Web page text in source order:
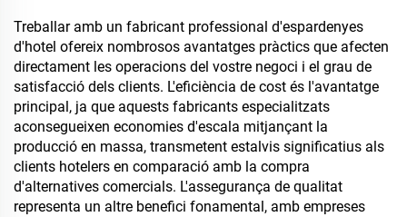
Treballar amb un fabricant professional d'espardenyes
d'hotel ofereix nombrosos avantatges pràctics que afecten
directament les operacions del vostre negoci i el grau de
satisfacció dels clients. L'eficiència de cost és l'avantatge
principal, ja que aquests fabricants especialitzats
aconsegueixen economies d'escala mitjançant la
producció en massa, transmetent estalvis significatius als
clients hotelers en comparació amb la compra
d'alternatives comercials. L'assegurança de qualitat
representa un altre benefici fonamental, amb empreses